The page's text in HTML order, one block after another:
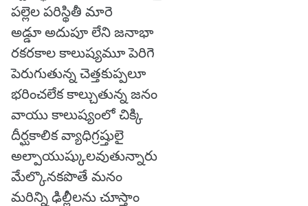
పల్లెల పరిస్థితీ మారె
అడ్డూ అదుపూ లేని జనాభా
రకరకాల కాలుష్యమూ పెరిగె
పెరుగుతున్న చెత్తకుప్పలూ
భరించలేక కాల్చుతున్న జనం
వాయు కాలుష్యంలో చిక్కి
దీర్ఘకాలిక వ్యాధిగ్రష్తులై
అల్పాయుష్కులవుతున్నారు
మేల్కొనకపొతే మనం
మరిన్ని ఢిల్లీలను చూస్తాం